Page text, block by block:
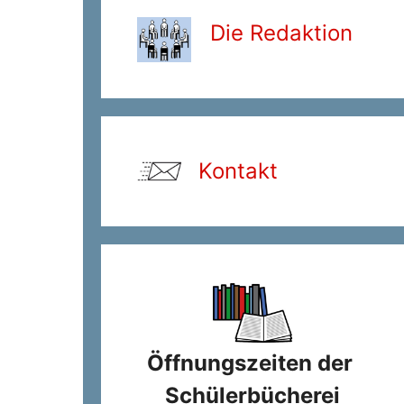
Die Redaktion
Kontakt
Öffnungszeiten der
Schülerbücherei